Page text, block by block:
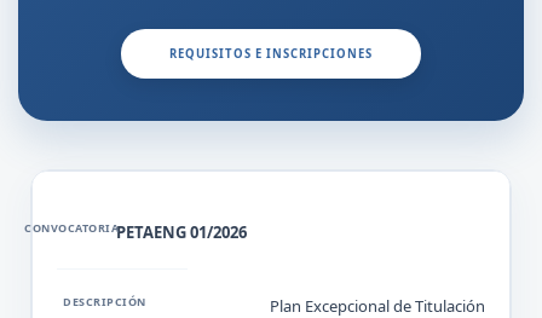
REQUISITOS E INSCRIPCIONES
PETAENG 01/2026
Plan Excepcional de Titulación